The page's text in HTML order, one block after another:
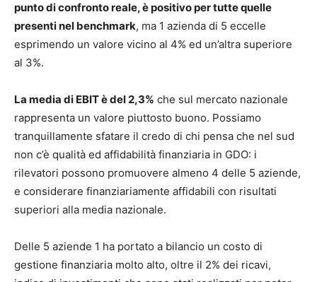
punto di confronto reale, è positivo per tutte quelle
presenti nel benchmark, ma 1 azienda di 5 eccelle
esprimendo un valore vicino al 4% ed un’altra superiore
al 3%.
La media di EBIT è del 2,3% che sul mercato nazionale
rappresenta un valore piuttosto buono. Possiamo
tranquillamente sfatare il credo di chi pensa che nel sud
non c’è qualità ed affidabilità finanziaria in GDO: i
rilevatori possono promuovere almeno 4 delle 5 aziende,
e considerare finanziariamente affidabili con risultati
superiori alla media nazionale.
Delle 5 aziende 1 ha portato a bilancio un costo di
gestione finanziaria molto alto, oltre il 2% dei ricavi,